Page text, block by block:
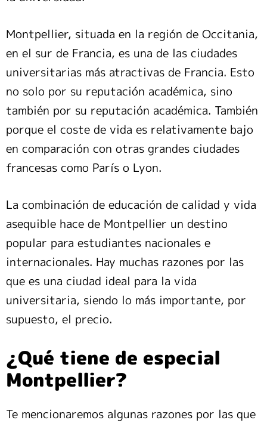
Montpellier, situada en la región de Occitania,
en el sur de Francia, es una de las ciudades
universitarias más atractivas de Francia. Esto
no solo por su reputación académica, sino
también por su reputación académica. También
porque el coste de vida es relativamente bajo
en comparación con otras grandes ciudades
francesas como París o Lyon.
La combinación de educación de calidad y vida
asequible hace de Montpellier un destino
popular para estudiantes nacionales e
internacionales. Hay muchas razones por las
que es una ciudad ideal para la vida
universitaria, siendo lo más importante, por
supuesto, el precio.
¿Qué tiene de especial
Montpellier?
Te mencionaremos algunas razones por las que